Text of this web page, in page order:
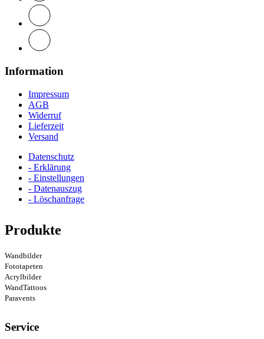
Information
Impressum
AGB
Widerruf
Lieferzeit
Versand
Datenschutz
- Erklärung
- Einstellungen
- Datenauszug
- Löschanfrage
Produkte
Wandbilder
Fototapeten
Acrylbilder
WandTattoos
Paravents
Service